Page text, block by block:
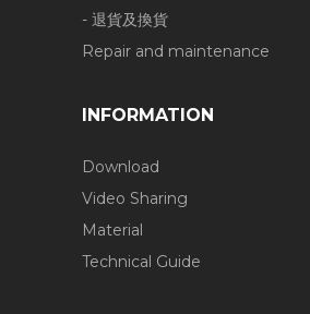
- 退貨及換貨
Repair and maintenance
INFORMATION
Download
Video Sharing
Material
Technical Guide